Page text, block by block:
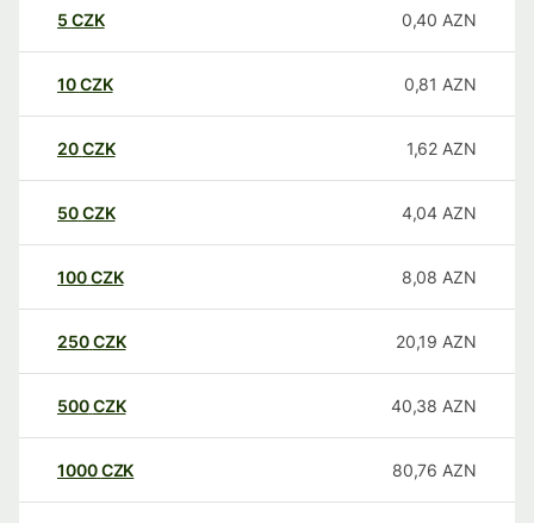
5 CZK 0,40 AZN
10CZK 0,81 AZN
20CZK 1,62 AZN
50CZK 4,04 AZN
100CZK 8,08 AZN
250CZK 20,19 AZN
500CZK 40,38 AZN
1000CZK 80,76 AZN